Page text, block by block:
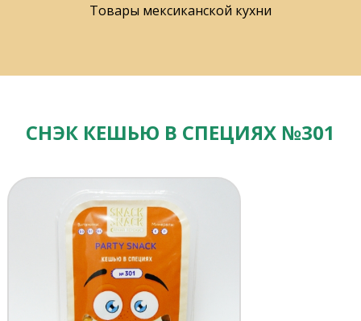
Товары мексиканской кухни
СНЭК КЕШЬЮ В СПЕЦИЯХ №301